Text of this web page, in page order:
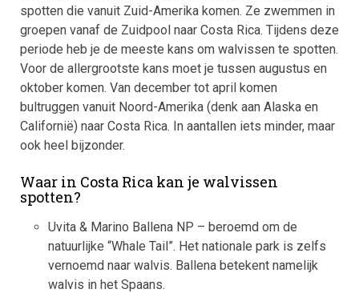
spotten die vanuit Zuid-Amerika komen. Ze zwemmen in
groepen vanaf de Zuidpool naar Costa Rica. Tijdens deze
periode heb je de meeste kans om walvissen te spotten.
Voor de allergrootste kans moet je tussen augustus en
oktober komen. Van december tot april komen
bultruggen vanuit Noord-Amerika (denk aan Alaska en
Californië) naar Costa Rica. In aantallen iets minder, maar
ook heel bijzonder.
Waar in Costa Rica kan je walvissen
spotten?
Uvita & Marino Ballena NP – beroemd om de
natuurlijke “Whale Tail”. Het nationale park is zelfs
vernoemd naar walvis. Ballena betekent namelijk
walvis in het Spaans.